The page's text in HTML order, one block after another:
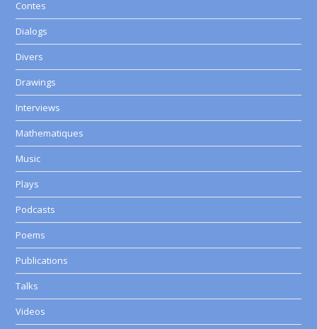
Contes
Dialogs
Divers
Drawings
Interviews
Mathematiques
Music
Plays
Podcasts
Poems
Publications
Talks
Videos